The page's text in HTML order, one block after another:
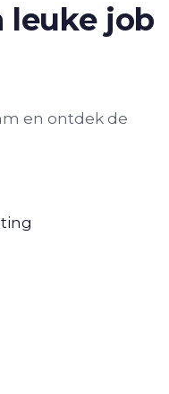
leuke job
en ontdek de